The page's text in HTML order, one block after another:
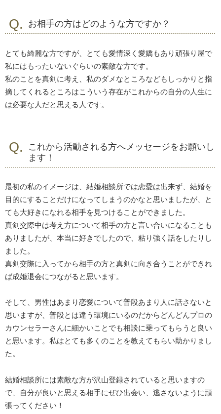
お相手の方はどのような方ですか？
とても綺麗な方ですが、とても愛情深く愛嬌もあり頑張り屋で
私にはもったいないぐらいの素敵な方です。
私のことを真剣に考え、私のダメなところなどもしっかりと指
摘してくれるところはこういう存在がこれからの自分の人生に
は必要な人だと思える人です。
これから活動される方へメッセージをお願いし
ます！
最初の私のイメージは、結婚相談所では恋愛は出来ず、結婚を
目的にすることだけになってしまうのかなと思いましたが、と
ても大好きになれる相手を見つけることができました。
真剣交際中は考え方について相手の方と言い合いになることも
ありましたが、本当に好きでしたので、粘り強く話をしたりし
ました。
真剣交際に入ってから相手の方と真剣に向き合うことができれ
ば成婚退会につながると思います。
そして、男性はあまり恋愛について普段あまり人に話さないと
思いますが、普段とは違う環境にいるのだからどんどんプロの
カウンセラーさんに細かいことでも相談に乗ってもらうと良い
と思います。私はとても多くのことを教えてもらい助かりまし
た。
結婚相談所には素敵な方が沢山登録されていると思いますの
で、自分が良いと思える相手にぜひ出会い、逃さないように頑
張ってください！